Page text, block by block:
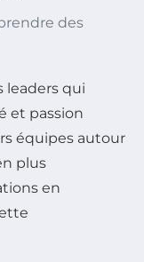
des
leaders qui
et passion
équipes autour
plus
en